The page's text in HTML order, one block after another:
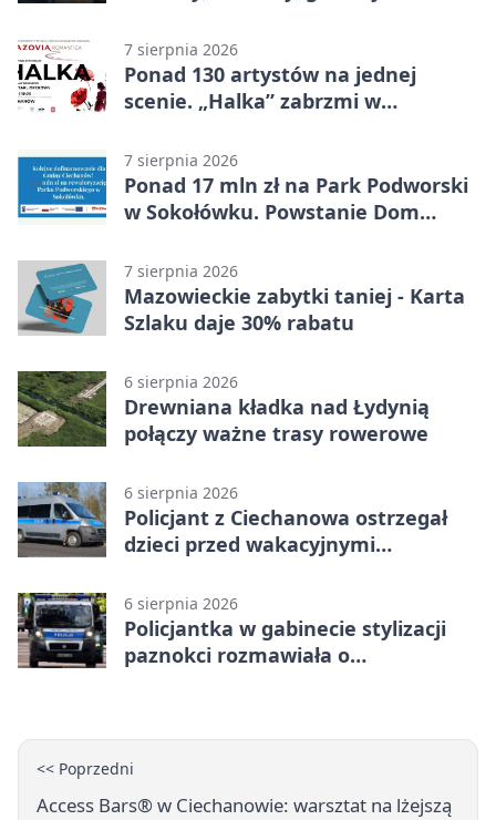
7 sierpnia 2026
Ponad 130 artystów na jednej
scenie. „Halka” zabrzmi w
7 sierpnia 2026
Ponad 17 mln zł na Park Podworski
w Sokołówku. Powstanie Dom
7 sierpnia 2026
Mazowieckie zabytki taniej - Karta
Szlaku daje 30% rabatu
6 sierpnia 2026
Drewniana kładka nad Łydynią
połączy ważne trasy rowerowe
6 sierpnia 2026
Policjant z Ciechanowa ostrzegał
dzieci przed wakacyjnymi
6 sierpnia 2026
Policjantka w gabinecie stylizacji
paznokci rozmawiała o
<< Poprzedni
Access Bars® w Ciechanowie: warsztat na lżejszą